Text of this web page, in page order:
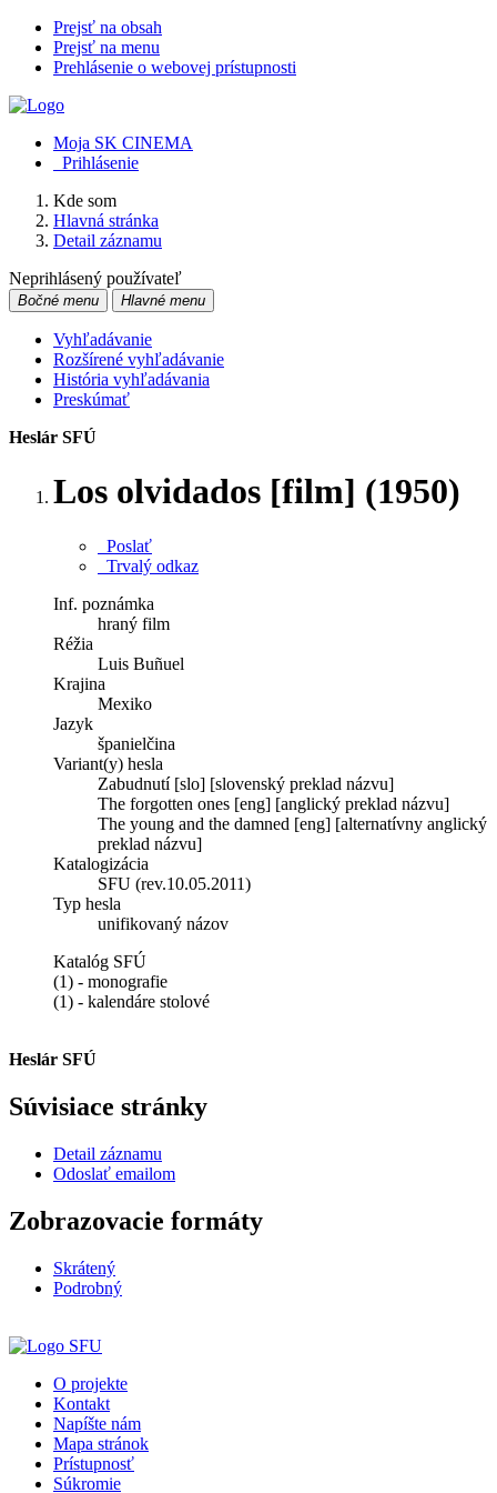
Prejsť na obsah
Prejsť na menu
Prehlásenie o webovej prístupnosti
Moja SK CINEMA
Prihlásenie
Kde som
Hlavná stránka
Detail záznamu
Neprihlásený používateľ
Bočné menu Hlavné menu
Vyhľadávanie
Rozšírené vyhľadávanie
História vyhľadávania
Preskúmať
Heslár SFÚ
Los olvidados [film] (1950)
Poslať
Trvalý odkaz
Inf. poznámka
hraný film
Réžia
Luis Buñuel
Krajina
Mexiko
Jazyk
španielčina
Variant(y) hesla
Zabudnutí [slo] [slovenský preklad názvu]
The forgotten ones [eng] [anglický preklad názvu]
The young and the damned [eng] [alternatívny anglický
preklad názvu]
Katalogizácia
SFU (rev.10.05.2011)
Typ hesla
unifikovaný názov
Katalóg SFÚ
(1) - monografie
(1) - kalendáre stolové
Heslár SFÚ
Súvisiace stránky
Detail záznamu
Odoslať emailom
Zobrazovacie formáty
Skrátený
Podrobný
O projekte
Kontakt
Napíšte nám
Mapa stránok
Prístupnosť
Súkromie